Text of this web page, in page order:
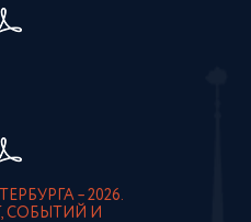
– 2026.
СОБЫТИЙ И